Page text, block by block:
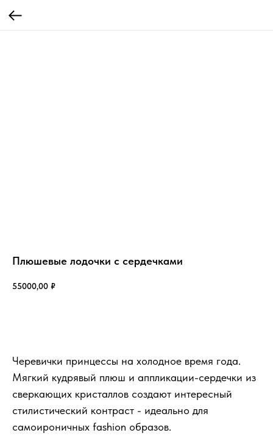
Плюшевые лодочки с сердечками
55000,00 ₽
Черевички принцессы на холодное время года.
Мягкий кудрявый плюш и аппликации-сердечки из
сверкающих кристаллов создают интересный
стилистический контраст - идеально для
самоироничных fashion образов.